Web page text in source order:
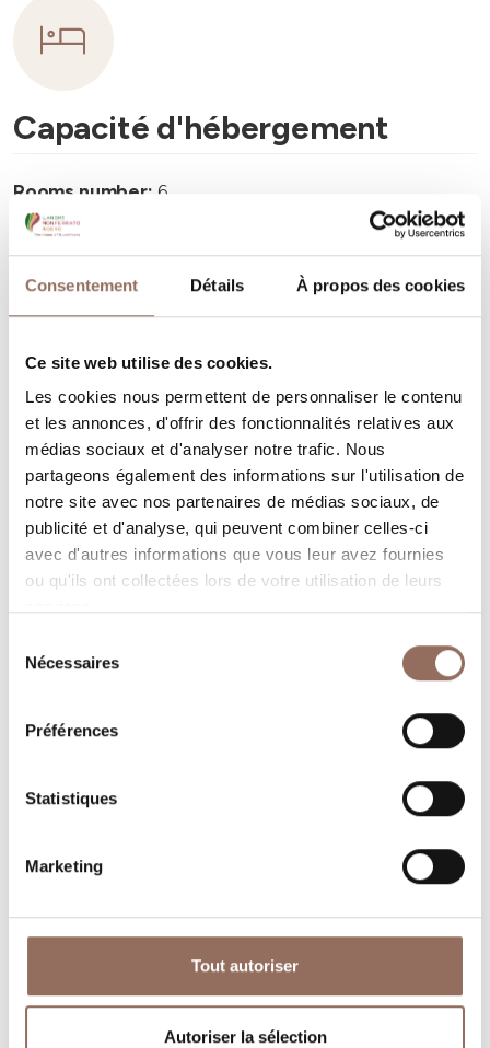
Consentement Détails À propos des cookies
Ce site web utilise des cookies.
Les cookies nous permettent de personnaliser le contenu
et les annonces, d'offrir des fonctionnalités relatives aux
médias sociaux et d'analyser notre trafic. Nous
partageons également des informations sur l'utilisation de
notre site avec nos partenaires de médias sociaux, de
publicité et d'analyse, qui peuvent combiner celles-ci
avec d'autres informations que vous leur avez fournies
ou qu'ils ont collectées lors de votre utilisation de leurs
Nécessaires
Préférences
Statistiques
Marketing
Tout autoriser
Autoriser la sélection
Capacité d'hébergement
Rooms number: 6
Nombre de salles de bains:
Beds number:12
Vos vacances
Programmez où dormir, où manger, quoi faire et visiter
dans chaque coin de Langhe Monferrato Roero, tout en
gardant un œil sur la météo en temps réel
Tourisme